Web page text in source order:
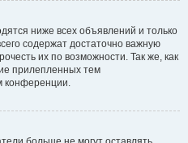
ниже всех объявлений и только
содержат достаточно важную
их по возможности. Так же, как
прилепленных тем
конференции.